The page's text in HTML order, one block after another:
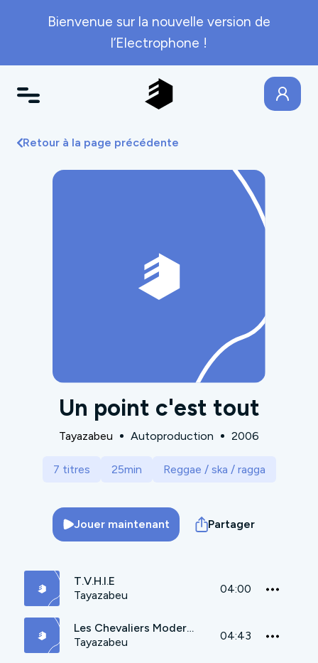
Bienvenue sur la nouvelle version de
l’Electrophone !
Retour à la page précédente
Un point c'est tout
Tayazabeu Autoproduction 2006
7 titres 25min Reggae / ska / ragga
Jouer maintenant Partager
T.V.H.I.E
Tayazabeu
04:00
Les Chevaliers Modernes
Tayazabeu
04:43